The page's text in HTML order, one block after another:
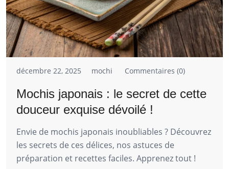
décembre 22, 2025 mochi Commentaires (0)
Mochis japonais : le secret de cette
douceur exquise dévoilé !
Envie de mochis japonais inoubliables ? Découvrez
les secrets de ces délices, nos astuces de
préparation et recettes faciles. Apprenez tout !